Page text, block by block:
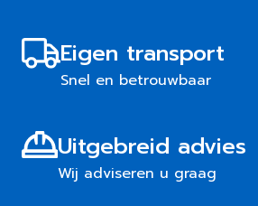
Eigen transport
Snel en betrouwbaar
Uitgebreid advies
Wij adviseren u graag